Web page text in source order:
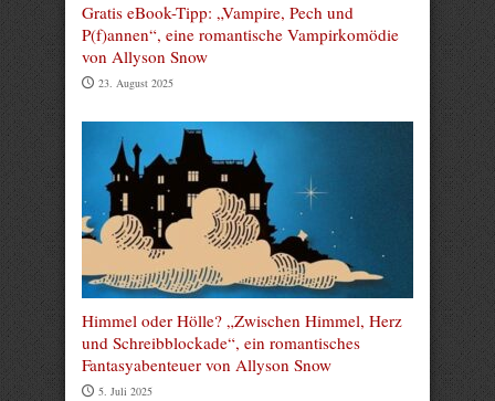
Gratis eBook-Tipp: „Vampire, Pech und
P(f)annen“, eine romantische Vampirkomödie
von Allyson Snow
23. August 2025
Himmel oder Hölle? „Zwischen Himmel, Herz
und Schreibblockade“, ein romantisches
Fantasyabenteuer von Allyson Snow
5. Juli 2025